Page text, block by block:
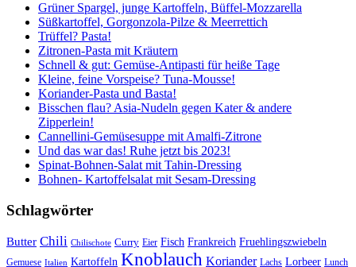
Grüner Spargel, junge Kartoffeln, Büffel-Mozzarella
Süßkartoffel, Gorgonzola-Pilze & Meerrettich
Trüffel? Pasta!
Zitronen-Pasta mit Kräutern
Schnell & gut: Gemüse-Antipasti für heiße Tage
Kleine, feine Vorspeise? Tuna-Mousse!
Koriander-Pasta und Basta!
Bisschen flau? Asia-Nudeln gegen Kater & andere
Zipperlein!
Cannellini-Gemüsesuppe mit Amalfi-Zitrone
Und das war das! Ruhe jetzt bis 2023!
Spinat-Bohnen-Salat mit Tahin-Dressing
Bohnen- Kartoffelsalat mit Sesam-Dressing
Schlagwörter
Butter Chili Chilischote Curry Eier Fisch Frankreich Fruehlingszwiebeln
Gemuese Italien Kartoffeln Knoblauch Koriander Lachs Lorbeer Lunch